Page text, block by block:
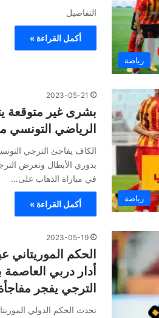
رياضة
التفاصيل
أكمل القراءة »
رياضة
2023-05-21
بشرى غير متوقعة
الرياضي التونسي
الكاف يفاجئ الترجي
بدوري الأبطال وتعرض
في مباراة الذهاب على…
أكمل القراءة »
2023-05-19
الحكم الموريتاني
أدار دربي العاصمة
الترجي يفجر